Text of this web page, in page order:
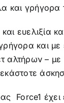
και γρήγορα
ευελιξία
και
– με
Force1 έχει